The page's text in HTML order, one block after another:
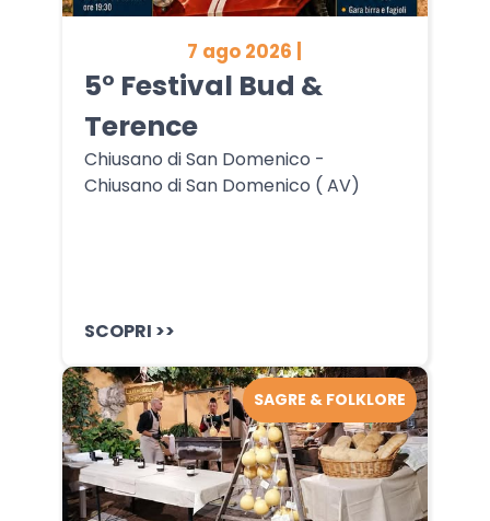
7 ago 2026 |
5° Festival Bud &
Terence
Chiusano di San Domenico -
Chiusano di San Domenico ( AV)
SCOPRI >>
SAGRE & FOLKLORE